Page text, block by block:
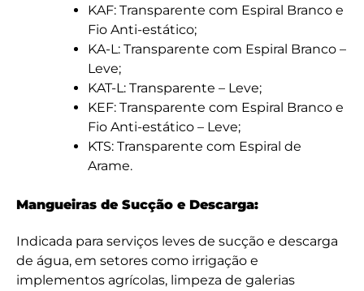
KAF: Transparente com Espiral Branco e
Fio Anti-estático;
KA-L: Transparente com Espiral Branco –
Leve;
KAT-L: Transparente – Leve;
KEF: Transparente com Espiral Branco e
Fio Anti-estático – Leve;
KTS: Transparente com Espiral de
Arame.
Mangueiras de Sucção e Descarga:
Indicada para serviços leves de sucção e descarga
de água, em setores como irrigação e
implementos agrícolas, limpeza de galerias